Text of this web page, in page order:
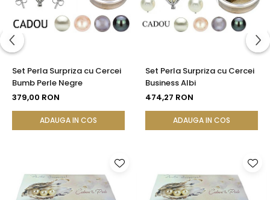
Set Perla Surpriza cu Cercei
Bumb Perle Negre
379,00 RON
ADAUGA IN COS
Set Perla Surpriza cu Cercei
Business Albi
474,27 RON
ADAUGA IN COS